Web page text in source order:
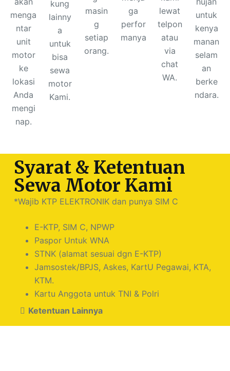
menga
ntar
unit
motor
ke
lokasi
Anda
mengi
nap.
kung
lainny
a
untuk
bisa
sewa
motor
Kami.
masin
g
setiap
orang.
ga
perfor
manya
lewat
telpon
atau
via
chat
WA.
untuk
kenya
manan
selam
an
berke
ndara.
Syarat & Ketentuan
Sewa Motor Kami
*Wajib KTP ELEKTRONIK dan punya SIM C
E-KTP, SIM C, NPWP
Paspor Untuk WNA
STNK (alamat sesuai dgn E-KTP)
Jamsostek/BPJS, Askes, KartU Pegawai, KTA,
KTM.
Kartu Anggota untuk TNI & Polri
Ketentuan Lainnya